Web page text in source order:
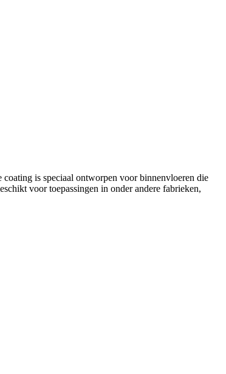
is speciaal ontworpen voor binnenvloeren die
voor toepassingen in onder andere fabrieken,